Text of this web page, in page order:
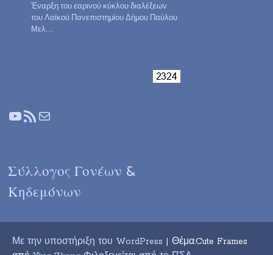
Έναρξη του εαρινού κύκλου διαλέξεων
του Λαϊκού Πανεπιστημίου Δήμου Παύλου
Μελ…
YouTube
Τροφοδοσία RSS
Mail
Σύλλογος Γονέων &
Κηδεμόνων
Με την υποστήριξη του WordPress | Θέμα:Cute Frames